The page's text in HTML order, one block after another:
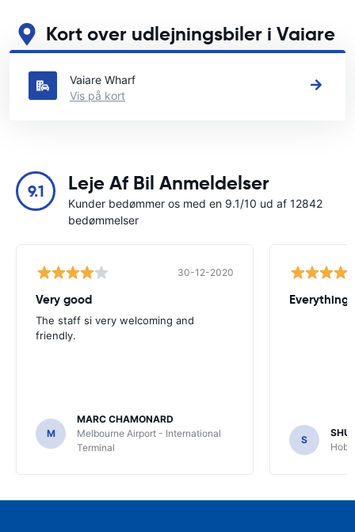
Kort over udlejningsbiler i Vaiare
Se vores vigtigste biludlejningssteder i Vaiare
Vaiare Wharf
Vis på kort
9.1 Leje Af Bil Anmeldelser
Kunder bedømmer os med en 9.1/10 ud af 12842
bedømmelser
30-12-2020
Very good
The staff si very welcoming and
friendly.
M
MARC CHAMONARD
Melbourne Airport - International
Terminal
Everything
S